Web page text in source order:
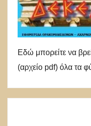
Εδώ μπορείτε να
(αρχείο pdf) όλα τα